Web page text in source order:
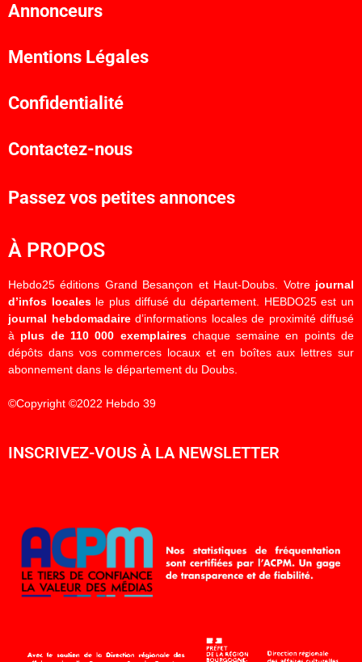
Annonceurs
Mentions Légales
Confidentialité
Contactez-nous
Passez vos petites annonces
À PROPOS
Hebdo25 éditions Grand Besançon et Haut-Doubs. Votre journal
d’infos localesle plus diffusé du département. HEBDO25 est un
journal hebdomadaired’informations locales de proximité diffusé
à plus de 110 000 exemplaireschaque semaine en points de
dépôts dans vos commerces locaux et en boîtes aux lettres sur
abonnement dans le département du Doubs.
©Copyright ©2022 Hebdo 39
INSCRIVEZ-VOUS À LA NEWSLETTER